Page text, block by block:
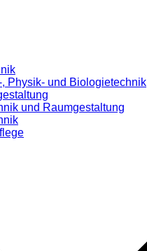
Physik- und Biologietechnik
und Raumgestaltung